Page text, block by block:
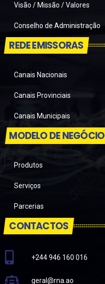
Visão / Missão / Valores
Conselho de Administração
REDE EMISSORAS
Canais Nacionais
Canais Provinciais
Canais Municipais
MODELO DE NEGÓCIO
Produtos
Serviços
Parcerias
CONTACTOS
+244 946 160 016
geral@rna.ao